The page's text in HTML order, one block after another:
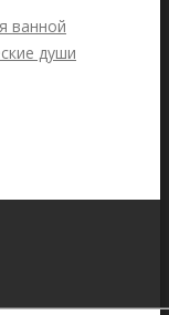
ванной
души